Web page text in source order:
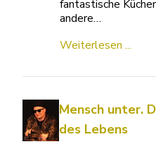
fantastische
andere…
Weiterlesen ...
Mensch unter.
des Lebens